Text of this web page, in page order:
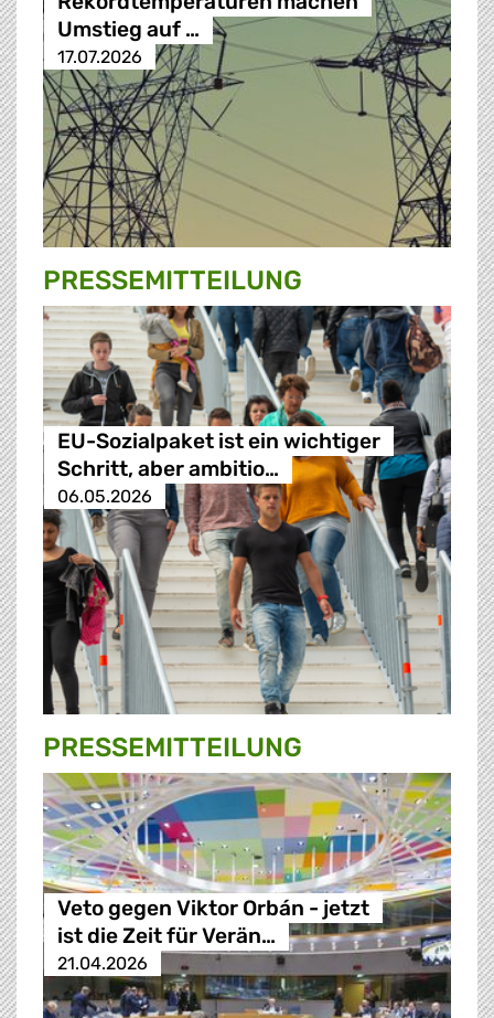
Umstieg auf …
17.07.2026
PRESSE­MITTEILUNG
EU-Sozialpaket ist ein wichtiger
Schritt, aber ambitio…
06.05.2026
PRESSE­MITTEILUNG
Veto gegen Viktor Orbán - jetzt
ist die Zeit für Verän…
21.04.2026